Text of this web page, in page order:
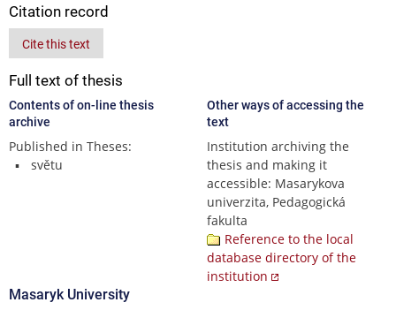
Citation record
Cite this text
Full text of thesis
Contents of on-line thesis
archive
Published in Theses:
světu
Other ways of accessing the
text
Institution archiving the
thesis and making it
accessible: Masarykova
univerzita, Pedagogická
fakulta
Reference to the local
database directory of the
institution
Masaryk University